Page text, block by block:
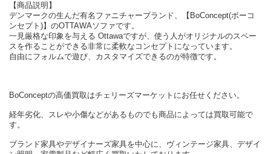
【商品説明】
デンマークの生んだ有名ファニチャーブランド、【BoConcept(ボーコ
ンセプト)】のOTTAWAソファです。
一見厳格な印象を与える Ottawaですが、使う人がオリジナルのスペー
スを作ることができる非常に柔軟なコンセプトになっています。
自由にフォルムで遊び、カスタマイズできるのが特徴です。
BoConceptの高価買取はチェリーズマーケットにお任せください。
経年劣化、スレや小傷などがあるものでも商品によっては買取可能で
す。
ブランド家具やデザイナーズ家具を中心に、ヴィンテージ家具、デザイ